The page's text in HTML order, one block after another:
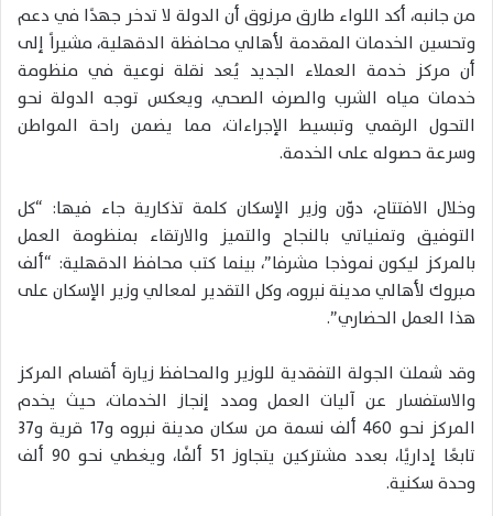
من جانبه، أكد اللواء طارق مرزوق أن الدولة لا تدخر جهدًا في دعم
وتحسين الخدمات المقدمة لأهالي محافظة الدقهلية، مشيراً إلى
أن مركز خدمة العملاء الجديد يُعد نقلة نوعية في منظومة
خدمات مياه الشرب والصرف الصحي، ويعكس توجه الدولة نحو
التحول الرقمي وتبسيط الإجراءات، مما يضمن راحة المواطن
وسرعة حصوله على الخدمة.
وخلال الافتتاح، دوّن وزير الإسكان كلمة تذكارية جاء فيها: “كل
التوفيق وتمنياتي بالنجاح والتميز والارتقاء بمنظومة العمل
بالمركز ليكون نموذجا مشرفا”، بينما كتب محافظ الدقهلية: “ألف
مبروك لأهالي مدينة نبروه، وكل التقدير لمعالي وزير الإسكان على
هذا العمل الحضاري”.
وقد شملت الجولة التفقدية للوزير والمحافظ زيارة أقسام المركز
والاستفسار عن آليات العمل ومدد إنجاز الخدمات، حيث يخدم
المركز نحو 460 ألف نسمة من سكان مدينة نبروه و17 قرية و37
تابعًا إداريًا، بعدد مشتركين يتجاوز 51 ألفًا، ويغطي نحو 90 ألف
وحدة سكنية.